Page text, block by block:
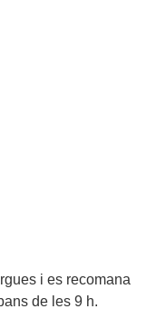
i es recomana
de les 9 h.